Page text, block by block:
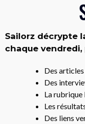
Sailorz décrypte
chaque vendredi,
Des
Des
La rubrique
Les
Des liens